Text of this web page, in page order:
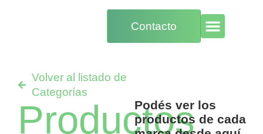
Contacto
Volver al listado de
Categorías
Productos
Podés ver los
productos de cada